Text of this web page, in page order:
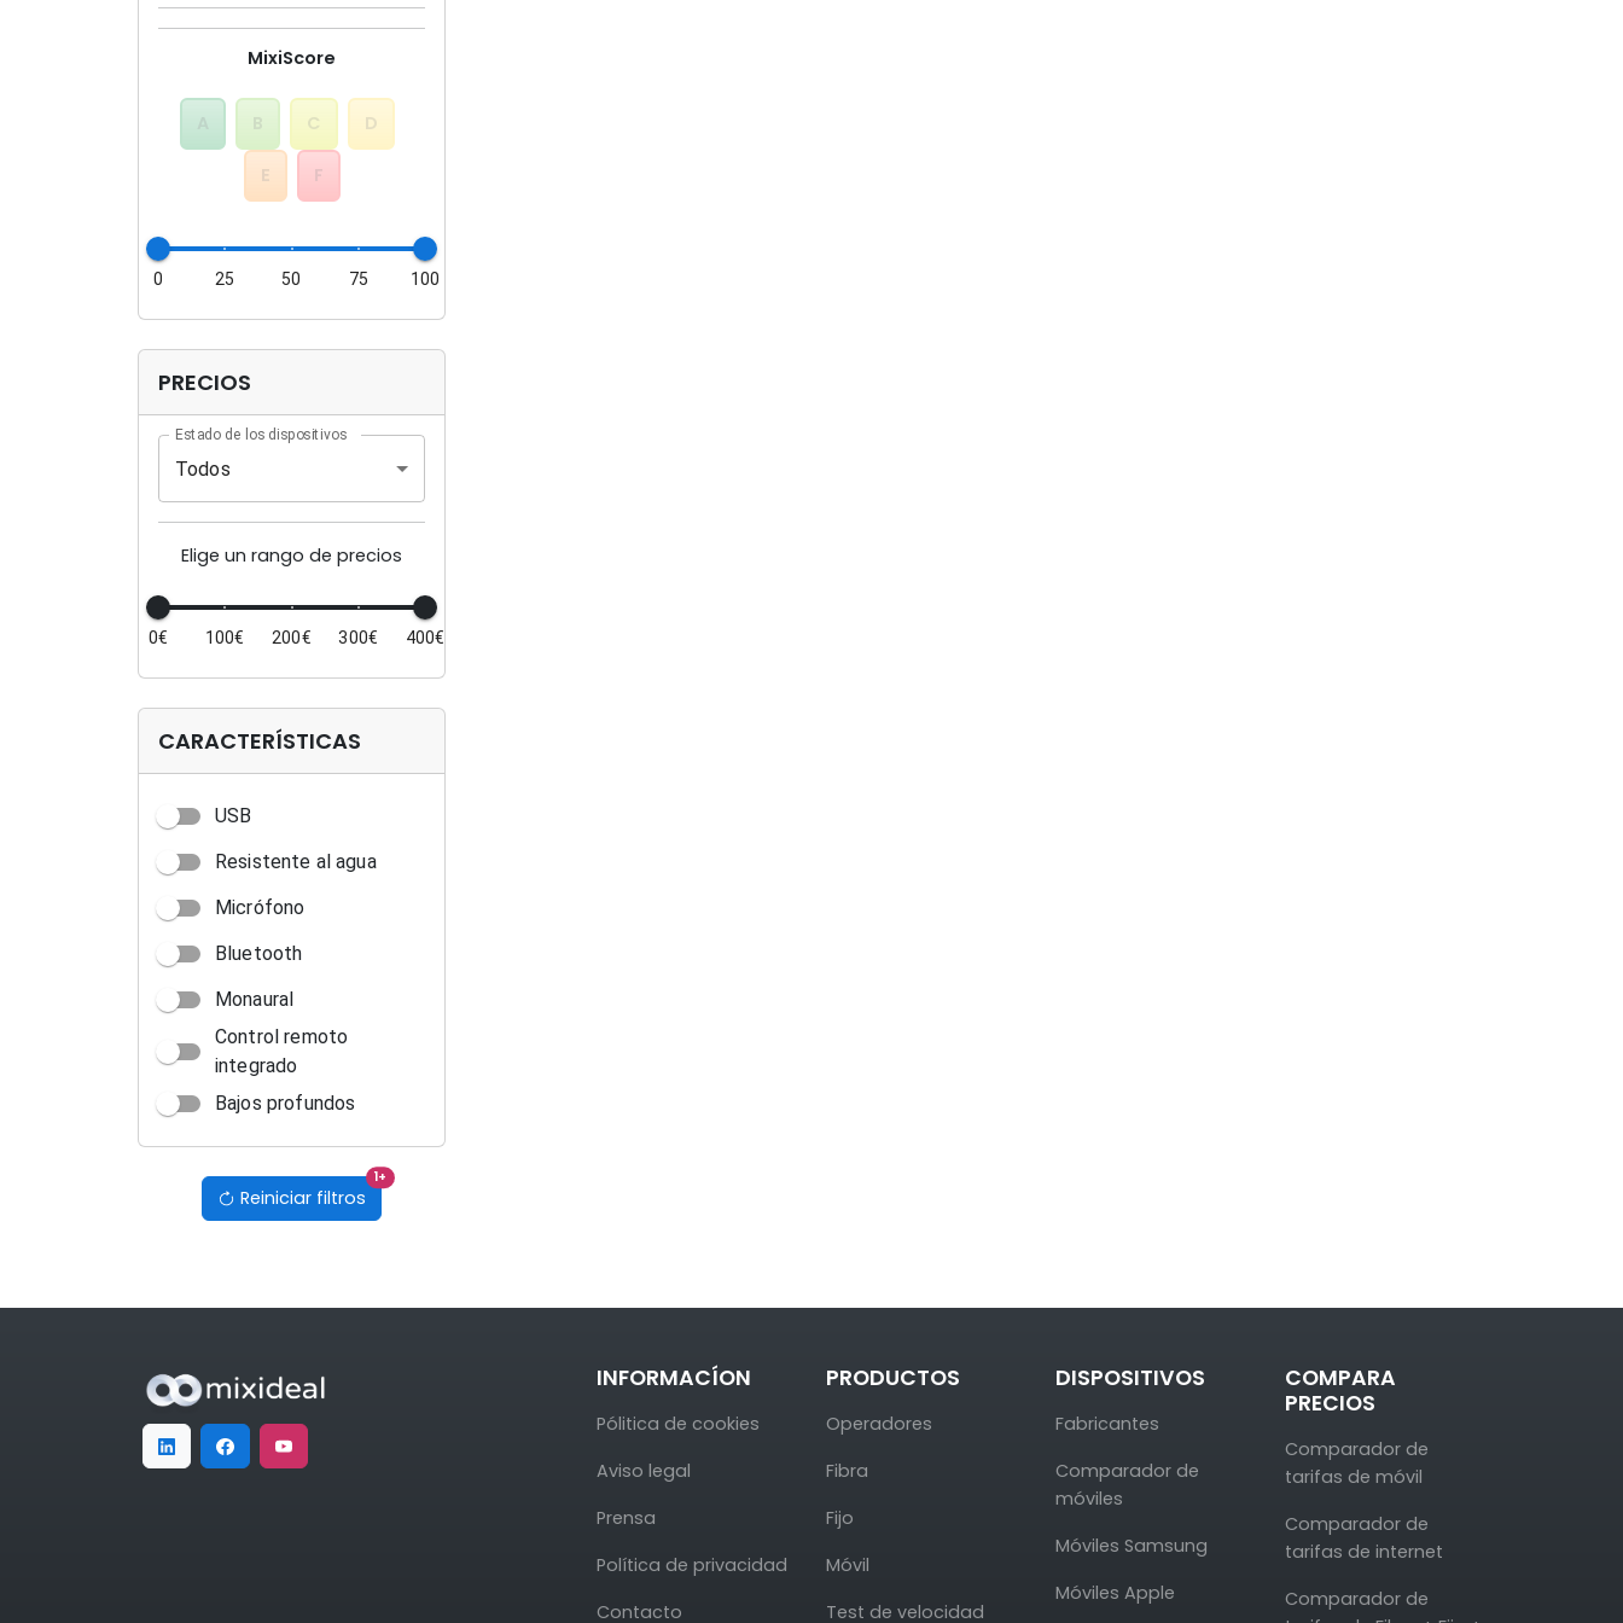
MixiScore
B C D
E F
0 25 50 75 100
PRECIOS
Estado de los dispositivos
Todos
Elige un rango de precios
0€ 100€ 200€ 300€ 400€
CARACTERÍSTICAS
USB
Resistente al agua
Micrófono
Bluetooth
Monaural
Control remoto
integrado
Bajos profundos
Reiniciar filtros
1+filtros activos
INFORMACÍON
Pólitica de cookies
Aviso legal
Prensa
Política de privacidad
Contacto
PRODUCTOS
Operadores
Fibra
Fijo
Móvil
Test de velocidad
DISPOSITIVOS
Fabricantes
Comparador de
móviles
Móviles Samsung
Móviles Apple
COMPARA
PRECIOS
Comparador de
tarifas de móvil
Comparador de
tarifas de internet
Comparador de